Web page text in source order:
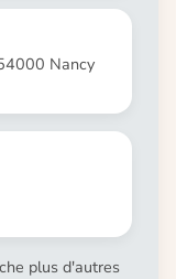
Nancy
plus d'autres